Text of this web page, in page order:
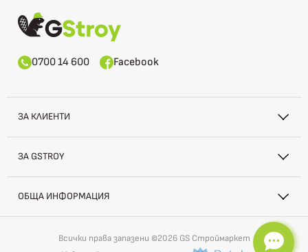
0700 14 600 Facebook
ЗА КЛИЕНТИ
ЗА GSTROY
ОБЩА ИНФОРМАЦИЯ
Всички права запазени ©2026 GS Строймаркет